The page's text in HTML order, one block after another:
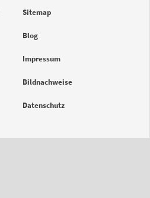
Sitemap
Blog
Impressum
Bildnachweise
Datenschutz